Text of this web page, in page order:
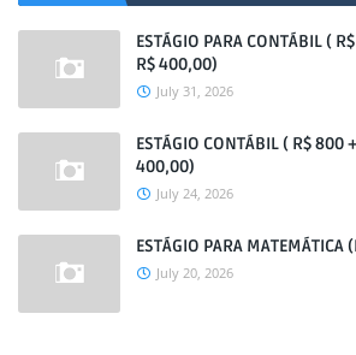
ESTÁGIO PARA CONTÁBIL (
R$ 400,00)
July 31, 2026
ESTÁGIO CONTÁBIL ( R$
400,00)
July 24, 2026
ESTÁGIO PARA MATEMÁTICA
July 20, 2026